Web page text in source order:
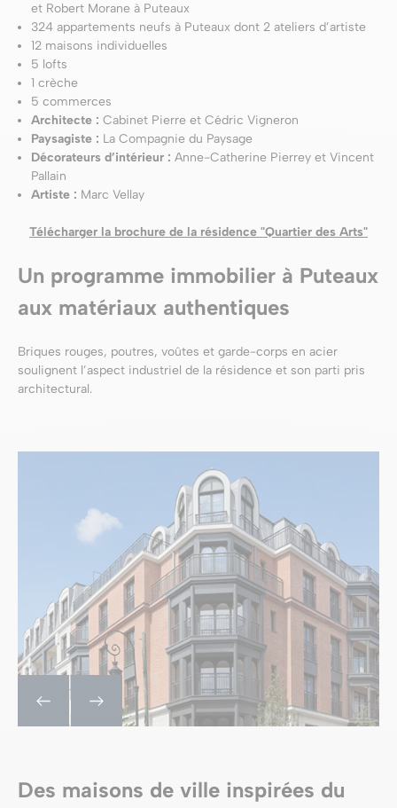
et Robert Morane à Puteaux
324 appartements neufs à Puteaux dont 2 ateliers d’artiste
12 maisons individuelles
5 lofts
1 crèche
5 commerces
Architecte : Cabinet Pierre et Cédric Vigneron
Paysagiste : La Compagnie du Paysage
Décorateurs d’intérieur : Anne-Catherine Pierrey et Vincent
Pallain
Artiste : Marc Vellay
Télécharger la brochure de la résidence "Quartier des Arts"
Un programme immobilier à Puteaux
aux matériaux authentiques
Briques rouges, poutres, voûtes et garde-corps en acier
soulignent l’aspect industriel de la résidence et son parti pris
architectural.
Des maisons de ville inspirées du